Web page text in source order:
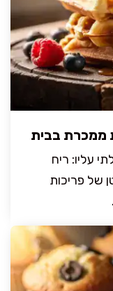
ממכרת בבית
עליו: ריח
של פריכות